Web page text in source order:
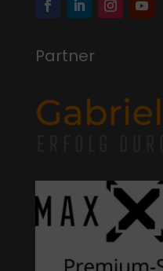
Partner